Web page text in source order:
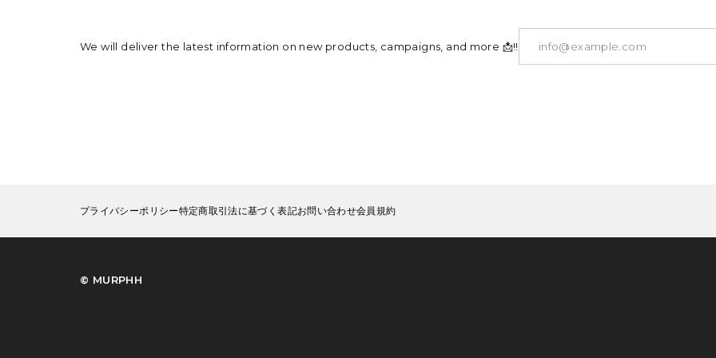
We will deliver the latest information on new products, campaigns, and more 📩!!
プライバシーポリシー特定商取引法に基づく表記お問い合わせ会員規約
©︎ MURPHH